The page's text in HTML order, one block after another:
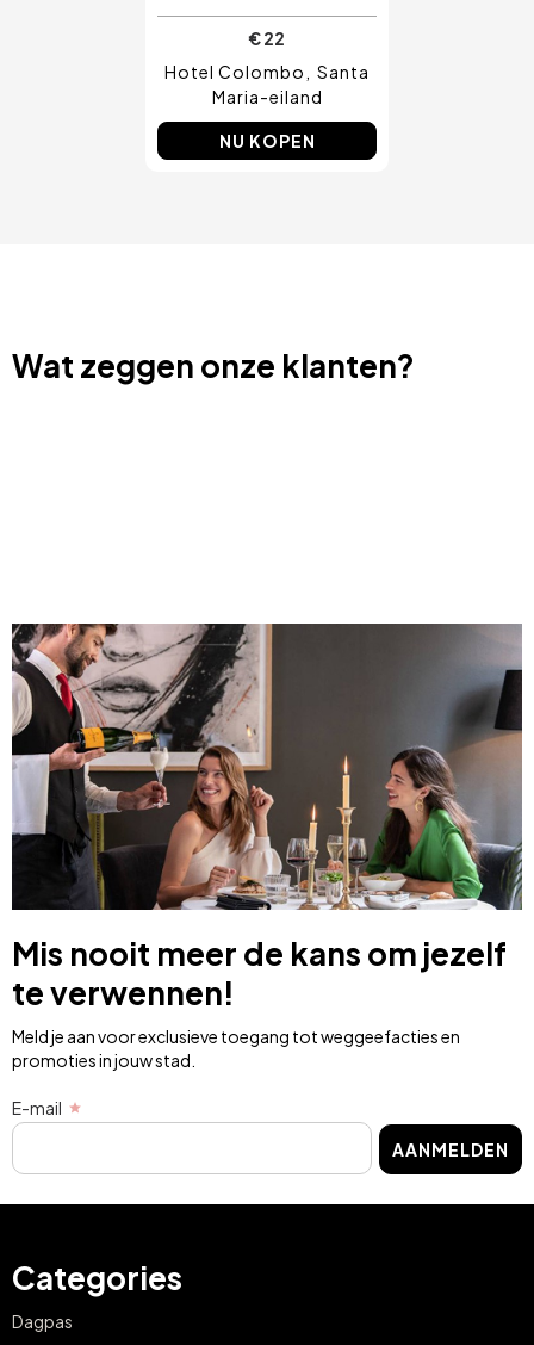
€ 22
Hotel Colombo
Santa
Maria-eiland
NU KOPEN
Wat zeggen onze klanten?
Mis nooit meer de kans om jezelf
te verwennen!
Meld je aan voor exclusieve toegang tot weggeefacties en
promoties in jouw stad.
E-mail
AANMELDEN
Categories
Dagpas